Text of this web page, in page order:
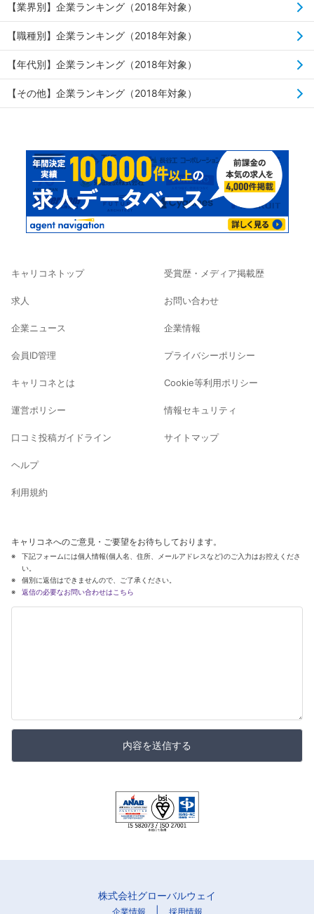
【業界別】企業ランキング（2018年対象）
【職種別】企業ランキング（2018年対象）
【年代別】企業ランキング（2018年対象）
【その他】企業ランキング（2018年対象）
キャリコネトップ
求人
企業ニュース
会員ID管理
キャリコネとは
運営ポリシー
口コミ投稿ガイドライン
ヘルプ
利用規約
受賞歴・メディア掲載歴
お問い合わせ
企業情報
プライバシーポリシー
Cookie等利用ポリシー
情報セキュリティ
サイトマップ
キャリコネへのご意見・ご要望をお待ちしております。
下記フォームには個人情報(個人名、住所、メールアドレスなど)のご入力はお控えくださ
い。
個別に返信はできませんので、ご了承ください。
返信の必要なお問い合わせはこちら
内容を送信する
株式会社グローバルウェイ
企業情報 採用情報